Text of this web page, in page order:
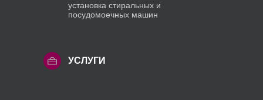
установка стиральных и
посудомоечных машин
УСЛУГИ